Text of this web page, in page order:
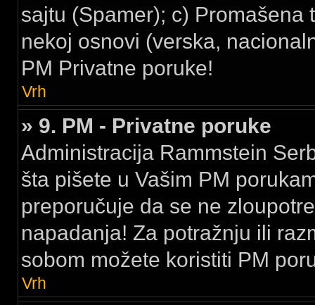
sajtu (Spamer); c) Promašena
nekoj osnovi (verska,
PM Privatne poruke!
Vrh
» 9. PM - Privatne poruke
Administracija Rammstein
šta pišete u Vašim PM
preporučuje da se ne
napadanja! Za potražnju ili
sobom možete koristiti PM
Vrh